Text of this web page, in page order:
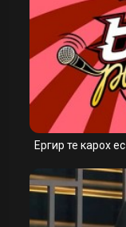
Ергир те карох